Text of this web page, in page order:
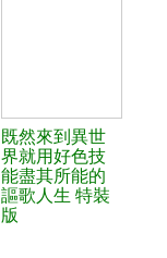
既然來到異世
界就用好色技
能盡其所能的
謳歌人生 特裝
版